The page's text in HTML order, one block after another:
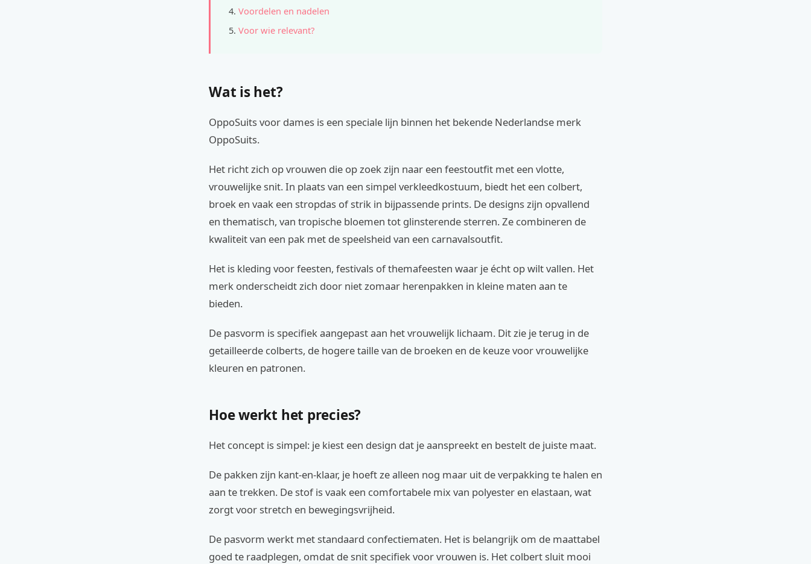
Voordelen en nadelen
Voor wie relevant?
Wat is het?
OppoSuits voor dames is een speciale lijn binnen het bekende Nederlandse merk
OppoSuits.
Het richt zich op vrouwen die op zoek zijn naar een feestoutfit met een vlotte,
vrouwelijke snit. In plaats van een simpel verkleedkostuum, biedt het een colbert,
broek en vaak een stropdas of strik in bijpassende prints. De designs zijn opvallend
en thematisch, van tropische bloemen tot glinsterende sterren. Ze combineren de
kwaliteit van een pak met de speelsheid van een carnavalsoutfit.
Het is kleding voor feesten, festivals of themafeesten waar je écht op wilt vallen. Het
merk onderscheidt zich door niet zomaar herenpakken in kleine maten aan te
bieden.
De pasvorm is specifiek aangepast aan het vrouwelijk lichaam. Dit zie je terug in de
getailleerde colberts, de hogere taille van de broeken en de keuze voor vrouwelijke
kleuren en patronen.
Hoe werkt het precies?
Het concept is simpel: je kiest een design dat je aanspreekt en bestelt de juiste maat.
De pakken zijn kant-en-klaar, je hoeft ze alleen nog maar uit de verpakking te halen en
aan te trekken. De stof is vaak een comfortabele mix van polyester en elastaan, wat
zorgt voor stretch en bewegingsvrijheid.
De pasvorm werkt met standaard confectiematen. Het is belangrijk om de maattabel
goed te raadplegen, omdat de snit specifiek voor vrouwen is. Het colbert sluit mooi